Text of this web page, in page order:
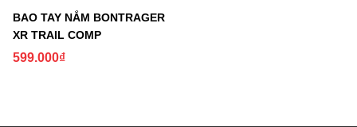
BAO TAY NẮM BONTRAGER
XR TRAIL COMP
599.000₫